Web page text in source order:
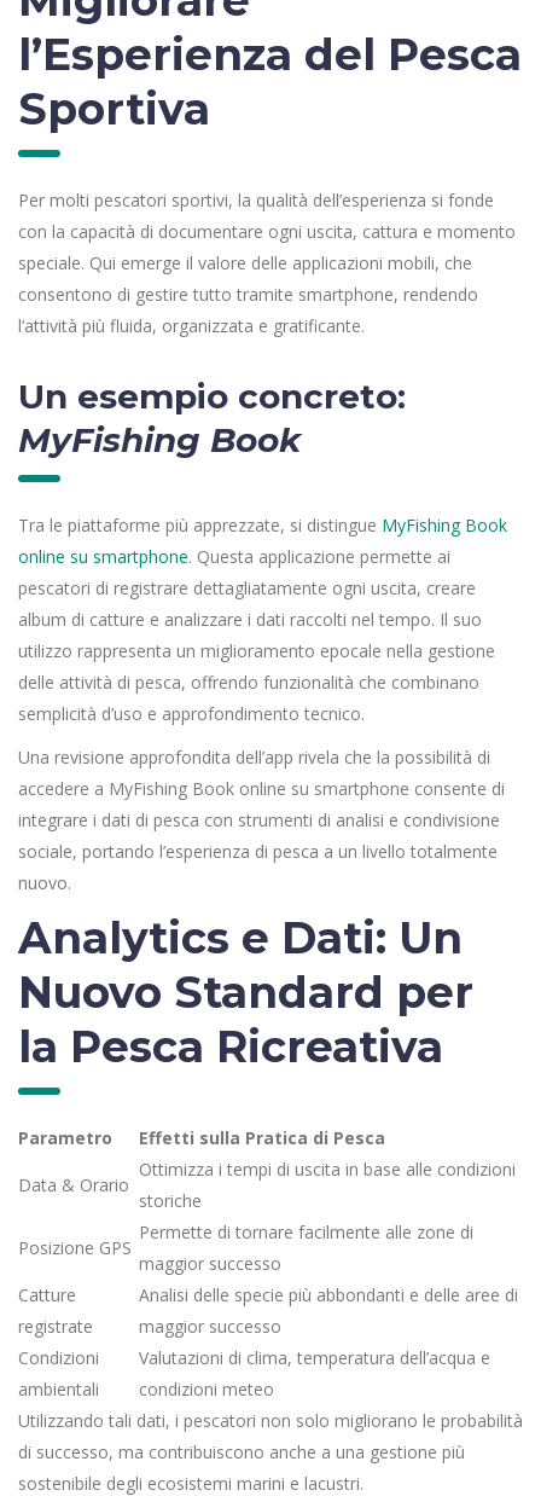
l’Esperienza del Pesca
Sportiva
Per molti pescatori sportivi, la qualità dell’esperienza si fonde
con la capacità di documentare ogni uscita, cattura e momento
speciale. Qui emerge il valore delle applicazioni mobili, che
consentono di gestire tutto tramite smartphone, rendendo
l’attività più fluida, organizzata e gratificante.
Un esempio concreto:
MyFishing Book
Tra le piattaforme più apprezzate, si distingue MyFishing Book
online su smartphone. Questa applicazione permette ai
pescatori di registrare dettagliatamente ogni uscita, creare
album di catture e analizzare i dati raccolti nel tempo. Il suo
utilizzo rappresenta un miglioramento epocale nella gestione
delle attività di pesca, offrendo funzionalità che combinano
semplicità d’uso e approfondimento tecnico.
Una revisione approfondita dell’app rivela che la possibilità di
accedere a MyFishing Book online su smartphone consente di
integrare i dati di pesca con strumenti di analisi e condivisione
sociale, portando l’esperienza di pesca a un livello totalmente
nuovo.
Analytics e Dati: Un
Nuovo Standard per
la Pesca Ricreativa
Parametro Effetti sulla Pratica di Pesca
Data & Orario
Ottimizza i tempi di uscita in base alle condizioni
storiche
Posizione GPS
Permette di tornare facilmente alle zone di
maggior successo
Catture
registrate
Analisi delle specie più abbondanti e delle aree di
maggior successo
Condizioni
ambientali
Valutazioni di clima, temperatura dell’acqua e
condizioni meteo
Utilizzando tali dati, i pescatori non solo migliorano le probabilità
di successo, ma contribuiscono anche a una gestione più
sostenibile degli ecosistemi marini e lacustri.